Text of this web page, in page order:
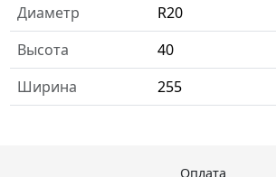
Диаметр
R20
Высота
40
Ширина
255
Оплата